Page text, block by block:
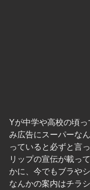
Yが中学や高校の頃
み広告にスーパーな
っていると必ずと言
リップの宣伝が載っ
かに、今でもブラや
なんかの案内はチラ